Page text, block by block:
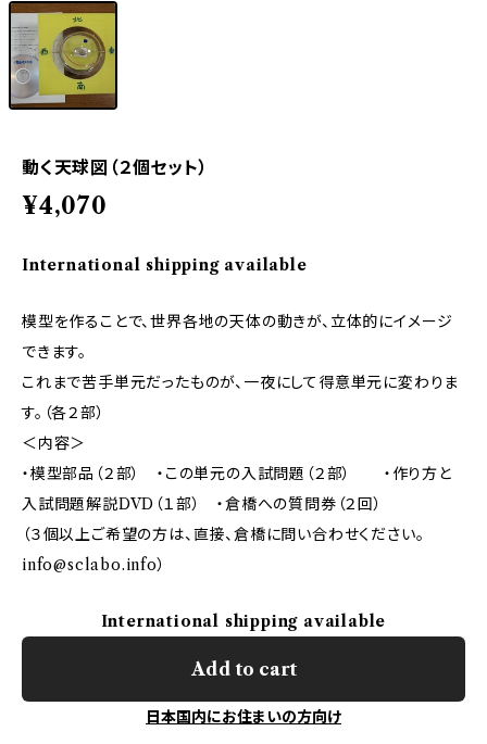
動く天球図（２個セット）
¥4,070
International shipping available
模型を作ることで、世界各地の天体の動きが、立体的にイメージ
できます。
これまで苦手単元だったものが、一夜にして得意単元に変わりま
す。（各２部）
＜内容＞
・模型部品（２部） ・この単元の入試問題（２部） ・作り方と
入試問題解説DVD（１部） ・倉橋への質問券（２回）
（３個以上ご希望の方は、直接、倉橋に問い合わせください。
info@sclabo.info）
International shipping available
Add to cart
日本国内にお住まいの方向け